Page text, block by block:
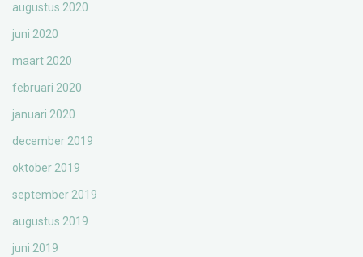
augustus 2020
juni 2020
maart 2020
februari 2020
januari 2020
december 2019
oktober 2019
september 2019
augustus 2019
juni 2019